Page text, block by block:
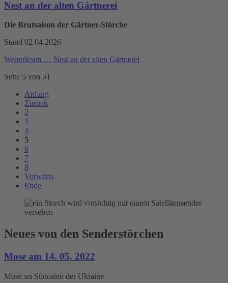
Nest an der alten Gärtnerei
Die Brutsaison der Gärtner-Störche
Stand 02.04.2026
Weiterlesen … Nest an der alten Gärtnerei
Seite 5 von 51
Anfang
Zurück
2
3
4
5
6
7
8
Vorwärts
Ende
Neues von den Senderstörchen
Mose am 14. 05. 2022
Mose im Südosten der Ukraine